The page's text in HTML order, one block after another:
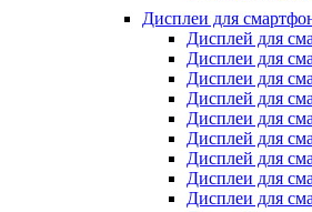
Дисплеи для
Дисплей для
Дисплеи для
Дисплеи для
Дисплей для
Дисплеи для
Дисплей для
Дисплей для
Дисплеи для
Дисплеи для